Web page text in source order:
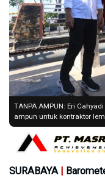
TANPA AMPUN: Eri
ampun untuk kontraktor
SURABAYA |